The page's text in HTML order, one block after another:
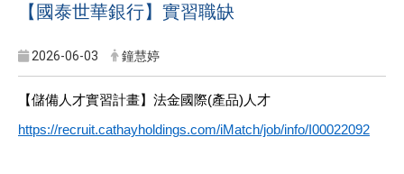
【國泰世華銀行】實習職缺
2026-06-03 鐘慧婷
【儲備人才實習計畫】法金國際(產品)人才
https://recruit.cathayholdings.com/iMatch/job/info/I00022092